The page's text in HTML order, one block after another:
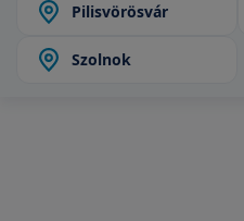
Pilisvörösvár
Szolnok